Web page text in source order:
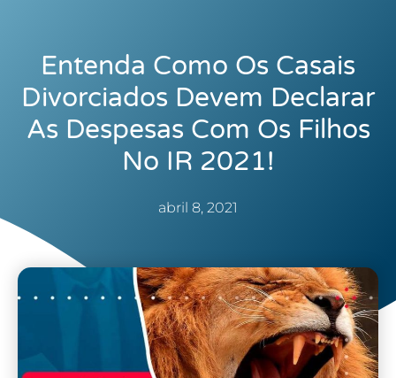
Entenda Como Os Casais
Divorciados Devem Declarar
As Despesas Com Os Filhos
No IR 2021!
abril 8, 2021